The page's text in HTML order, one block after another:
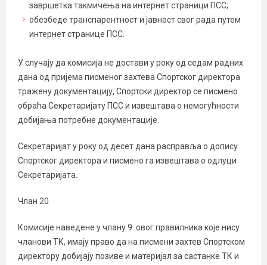
завршетка такмичења на интернет страници ПСС;
обезбеде транспарентност и јавност свог рада путем
интернет странице ПСС.
У случају да комисија не достави у року од седам радних
дана од пријема писменог захтева Спортског директора
тражену документацију, Спортски директор се писмено
обраћа Секретаријату ПСС и извештава о немогућности
добијања потребне документације.
Секретаријат у року од десет дана расправља о допису
Спортског директора и писмено га извештава о одлуци
Секретаријатa.
Члан 20
Комисије наведене у члану 9. овог правилника које нису
чланови ТК, имају право да на писмени захтев Спортском
директору добијају позиве и материјал за састанке ТК и